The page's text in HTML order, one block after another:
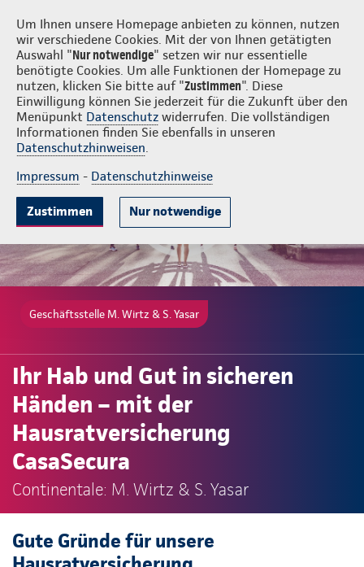
Um Ihnen unsere Homepage anbieten zu können, nutzen
wir verschiedene Cookies. Mit der von Ihnen getätigten
Auswahl "Nur notwendige" setzen wir nur essentielle
benötigte Cookies. Um alle Funktionen der Homepage zu
nutzen, klicken Sie bitte auf "Zustimmen". Diese
Einwilligung können Sie jederzeit für die Zukunft über den
Menüpunkt Datenschutz widerrufen. Die vollständigen
Informationen finden Sie ebenfalls in unseren
Datenschutzhinweisen.
Impressum - Datenschutzhinweise
Zustimmen Nur notwendige
M. Wirtz & S. Yasar Login
Gute Gründe Tarife & Leistungen Wissenswertes Beratung &
Geschäftsstelle M. Wirtz & S. Yasar
Ihr Hab und Gut in sicheren
Händen – mit der
Hausratversicherung
CasaSecura
Continentale: M. Wirtz & S. Yasar
Gute Gründe für unsere